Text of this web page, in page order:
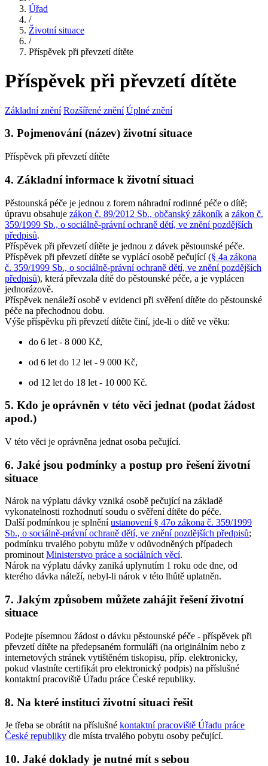
Úřad
/
Životní situace
/
Příspěvek při převzetí dítěte
Příspěvek při převzetí dítěte
Základní znění Rozšířené znění Úplné znění
3. Pojmenování (název) životní situace
Příspěvek při převzetí dítěte
4. Základní informace k životní situaci
Pěstounská péče je jednou z forem náhradní rodinné péče o dítě;
úpravu obsahuje zákon č. 89/2012 Sb., občanský zákoník a zákon č.
359/1999 Sb., o sociálně-právní ochraně dětí, ve znění pozdějších
předpisů.
Příspěvek při převzetí dítěte je jednou z dávek pěstounské péče.
Příspěvek při převzetí dítěte se vyplácí osobě pečující (§ 4a zákona
č. 359/1999 Sb., o sociálně-právní ochraně dětí, ve znění pozdějších
předpisů), která převzala dítě do pěstounské péče, a je vyplácen
jednorázově.
Příspěvek nenáleží osobě v evidenci při svěření dítěte do pěstounské
péče na přechodnou dobu.
Výše příspěvku při převzetí dítěte činí, jde-li o dítě ve věku:
do 6 let - 8 000 Kč,
od 6 let do 12 let - 9 000 Kč,
od 12 let do 18 let - 10 000 Kč.
5. Kdo je oprávněn v této věci jednat (podat žádost
apod.)
V této věci je oprávněna jednat osoba pečující.
6. Jaké jsou podmínky a postup pro řešení životní
situace
Nárok na výplatu dávky vzniká osobě pečující na základě
vykonatelnosti rozhodnutí soudu o svěření dítěte do péče.
Další podmínkou je splněníustanovení § 47o zákona č. 359/1999
Sb., o sociálně-právní ochraně dětí, ve znění pozdějších předpisů;
podmínku trvalého pobytu může v odůvodněných případech
prominout Ministerstvo práce a sociálních věcí.
Nárok na výplatu dávky zaniká uplynutím 1 roku ode dne, od
kterého dávka náleží, nebyl-li nárok v této lhůtě uplatněn.
7. Jakým způsobem můžete zahájit řešení životní
situace
Podejte písemnou žádost o dávku pěstounské péče - příspěvek při
převzetí dítěte na předepsaném formuláři (na originálním nebo z
internetových stránek vytištěném tiskopisu, příp. elektronicky,
pokud vlastníte certifikát pro elektronický podpis) na příslušné
kontaktní pracoviště Úřadu práce České republiky.
8. Na které instituci životní situaci řešit
Je třeba se obrátit na příslušné kontaktní pracoviště Úřadu práce
České republiky dle místa trvalého pobytu osoby pečující.
10. Jaké doklady je nutné mít s sebou